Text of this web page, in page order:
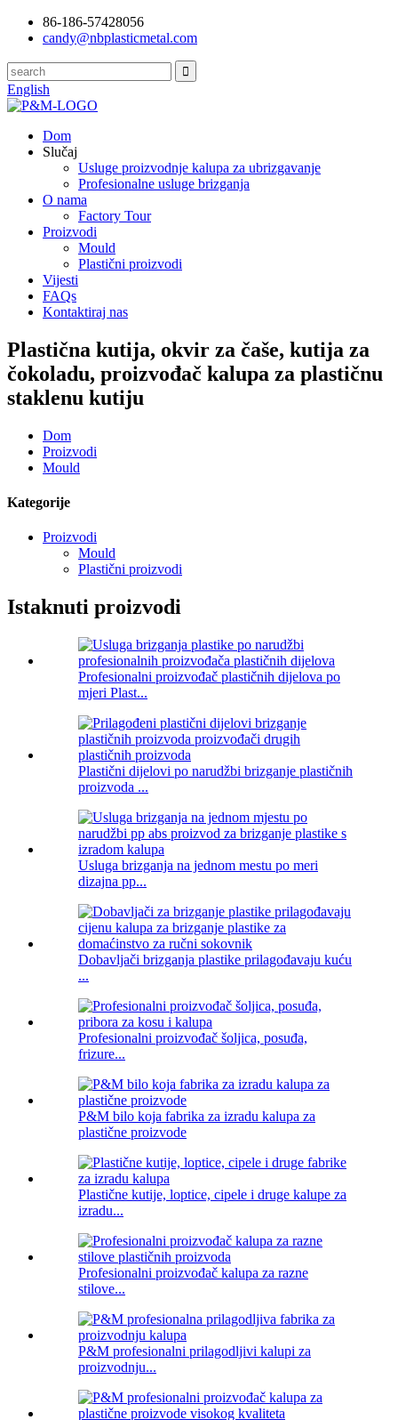
86-186-57428056
candy@nbplasticmetal.com
English
Dom
Slučaj
Usluge proizvodnje kalupa za ubrizgavanje
Profesionalne usluge brizganja
O nama
Factory Tour
Proizvodi
Mould
Plastični proizvodi
Vijesti
FAQs
Kontaktiraj nas
Plastična kutija, okvir za čaše, kutija za
čokoladu, proizvođač kalupa za plastičnu
staklenu kutiju
Dom
Proizvodi
Mould
Kategorije
Proizvodi
Mould
Plastični proizvodi
Istaknuti proizvodi
Profesionalni proizvođač plastičnih dijelova po
mjeri Plast...
Plastični dijelovi po narudžbi brizganje plastičnih
proizvoda ...
Usluga brizganja na jednom mestu po meri
dizajna pp...
Dobavljači brizganja plastike prilagođavaju kuću
...
Profesionalni proizvođač šoljica, posuđa,
frizure...
P&M bilo koja fabrika za izradu kalupa za
plastične proizvode
Plastične kutije, loptice, cipele i druge kalupe za
izradu...
Profesionalni proizvođač kalupa za razne
stilove...
P&M profesionalni prilagodljivi kalupi za
proizvodnju...